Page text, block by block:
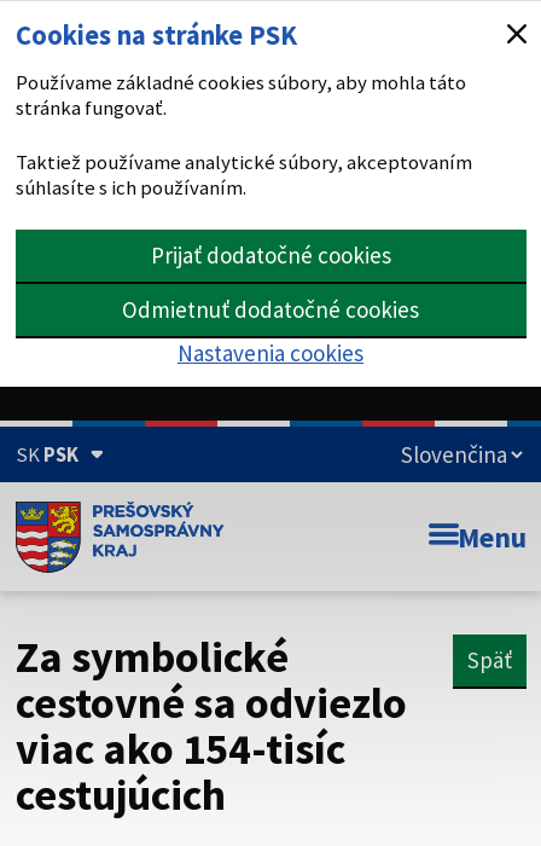
Cookies na stránke PSK
Používame základné cookies súbory, aby mohla táto
stránka fungovať.
Taktiež používame analytické súbory, akceptovaním
súhlasíte s ich používaním.
Prijať dodatočné cookies
Odmietnuť dodatočné cookies
Nastavenia cookies
SKPSK
Doména psk.sk je oficiálna
Toto je oficiálna webová stránka Prešovského
Táto stránka je zabezpečená
Buďte pozorní a vždy sa uistite, že zdieľate informácie iba
cez zabezpečenú webovú stránku. Zabezpečená stránka
vždy začína https:// pred názvom domény webového sídla.
Menu
Za symbolické
cestovné sa odviezlo
viac ako 154-tisíc
cestujúcich
Späť